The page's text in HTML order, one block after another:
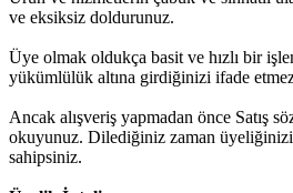
ve eksiksiz doldurunuz.
Üye olmak oldukça basit ve hızlı bir
yükümlülük altına girdiğinizi ifade
Ancak alışveriş yapmadan önce Satış
okuyunuz. Dilediğiniz zaman üyeliğinizi
sahipsiniz.